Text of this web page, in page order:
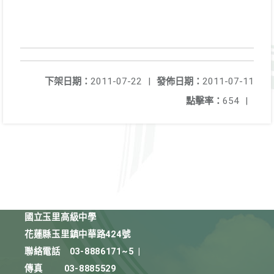
發佈日期： 2011-07-11
下架日期： 2011-07-22
|
點擊率： 654 |
國立玉里高級中學
花蓮縣玉里鎮中華路424號
聯絡電話
03-8886171~5
傳真
03-8885529